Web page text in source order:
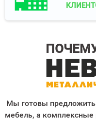
Мы готовы
мебель, а